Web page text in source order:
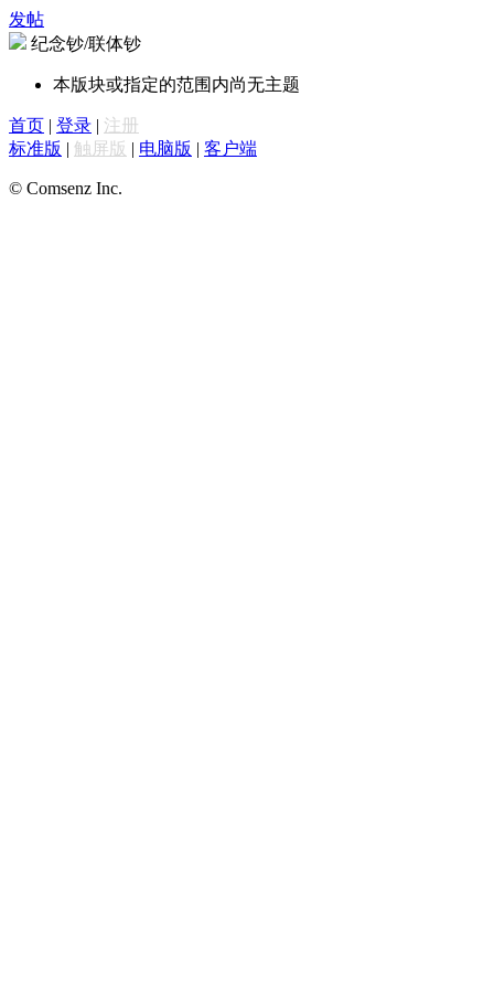
发帖
纪念钞/联体钞
本版块或指定的范围内尚无主题
首页 | 登录 | 注册
标准版 | 触屏版 | 电脑版 | 客户端
© Comsenz Inc.